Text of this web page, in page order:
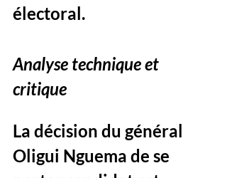
électoral.
Analyse technique et
critique
La décision du général
Oligui Nguema de se